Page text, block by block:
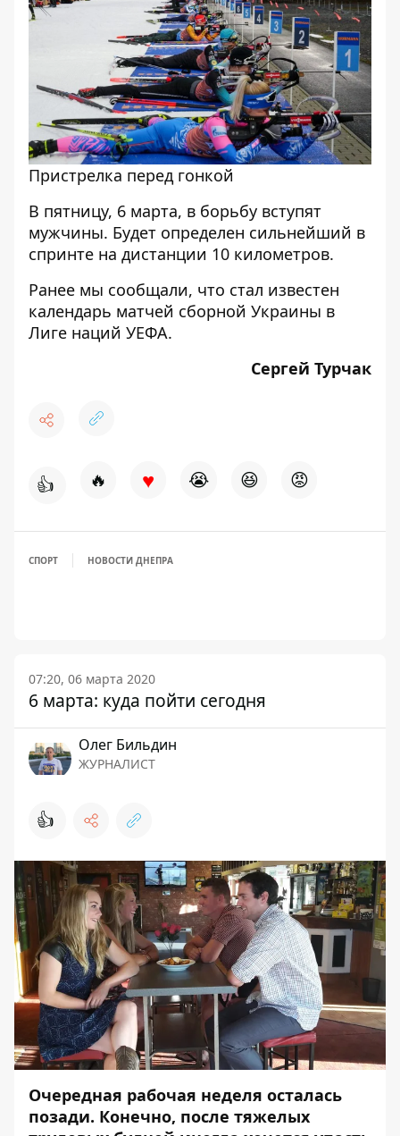
Пристрелка перед гонкой
В пятницу, 6 марта, в борьбу вступят
мужчины. Будет определен сильнейший в
спринте на дистанции 10 километров.
Ранее мы сообщали, что стал известен
календарь матчей сборной Украины в
Лиге наций УЕФА.
Сергей Турчак
👍 🔥 ♥ 😭 😆 😡
СПОРТ НОВОСТИ ДНЕПРА
07:20, 06 марта 2020
6 марта: куда пойти сегодня
Олег Бильдин
ЖУРНАЛИСТ
👍
Очередная рабочая неделя осталась
позади. Конечно, после тяжелых